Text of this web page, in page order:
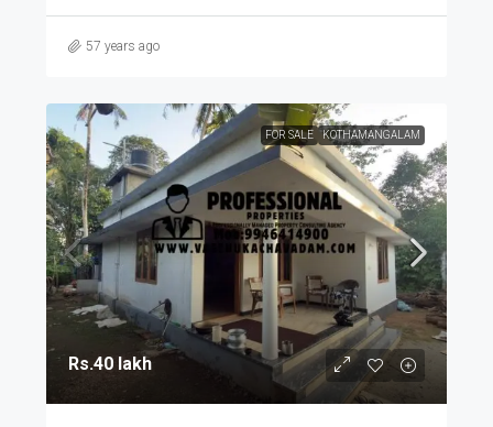
57 years ago
FOR SALE KOTHAMANGALAM
Rs.40 lakh